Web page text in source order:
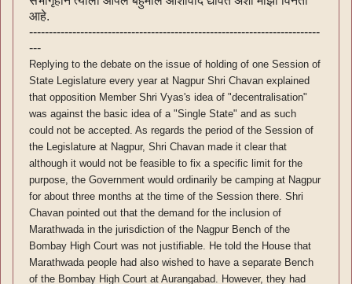
आहे.
--------------------------------------------------------------------------
---
Replying to the debate on the issue of holding of one Session of
State Legislature every year at Nagpur Shri Chavan explained
that opposition Member Shri Vyas's idea of "decentralisation"
was against the basic idea of a "Single State" and as such
could not be accepted. As regards the period of the Session of
the Legislature at Nagpur, Shri Chavan made it clear that
although it would not be feasible to fix a specific limit for the
purpose, the Government would ordinarily be camping at Nagpur
for about three months at the time of the Session there. Shri
Chavan pointed out that the demand for the inclusion of
Marathwada in the jurisdiction of the Nagpur Bench of the
Bombay High Court was not justifiable. He told the House that
Marathwada people had also wished to have a separate Bench
of the Bombay High Court at Aurangabad. However, they had